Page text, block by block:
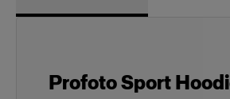
Profoto Sport